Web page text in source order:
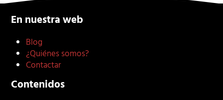
En nuestra web
Blog
¿Quiénes somos?
Contactar
Contenidos